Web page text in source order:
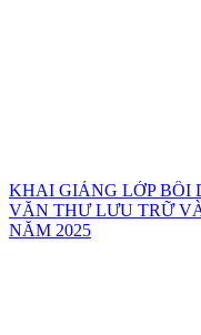
KHAI GIẢNG LỚP BỒI
VĂN THƯ LƯU TRỮ
NĂM 2025